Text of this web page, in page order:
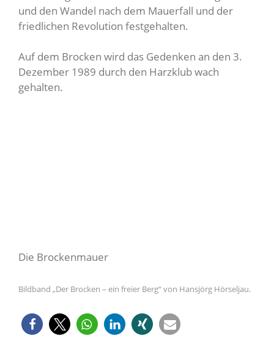
und den Wandel nach dem Mauerfall und der
friedlichen Revolution festgehalten.
Auf dem Brocken wird das Gedenken an den 3.
Dezember 1989 durch den Harzklub wach
gehalten.
Die Brockenmauer
Bildband „Der Brocken – ein freier Berg“ von Hansjörg Hörseljau.